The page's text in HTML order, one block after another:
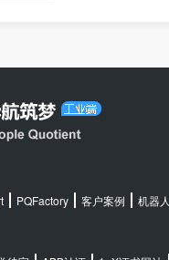
PQFactory 客户案例 机器人